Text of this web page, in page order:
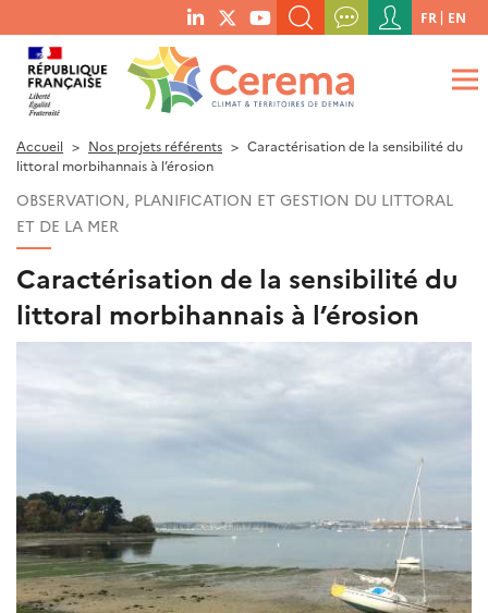
menu
social
links
RECHERCHER UN MOT-CLÉ, UNE PUBLICATION, ETC.
QUE RECHERCHEZ-VOUS ?
Menu
du
compte
de
FR EN
Accueil Nos projets référents
Caractérisation de la sensibilité du
littoral morbihannais à l’érosion
OBSERVATION, PLANIFICATION ET GESTION DU LITTORAL
ET DE LA MER
Caractérisation de la sensibilité du
littoral morbihannais à l’érosion